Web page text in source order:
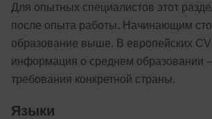
Для опытных специалистов этот
после опыта работы. Начинающим
образование выше. В европейских CV
информация о среднем образовании
требования конкретной страны.
Языки